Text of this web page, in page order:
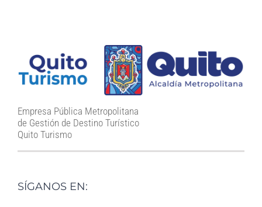
Empresa Pública Metropolitana
de Gestión de Destino Turístico
Quito Turismo
SÍGANOS EN: